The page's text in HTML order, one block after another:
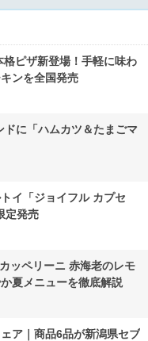
ピザ新登場！手軽に味わ
ンを全国発売
ドに「ハムカツ＆たまごマ
イ「ジョイフル カプセ
定発売
ッペリーニ 赤海老のレモ
夏メニューを徹底解説
ア｜商品6品が新潟県セブ